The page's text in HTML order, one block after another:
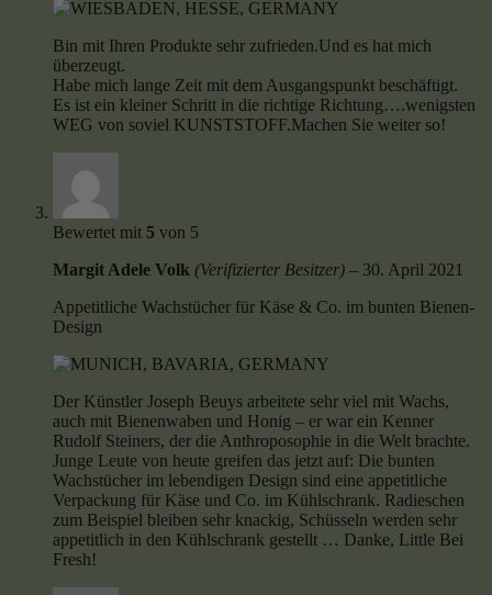
Bin mit Ihren Produkte sehr zufrieden.Und es hat mich
überzeugt.
Habe mich lange Zeit mit dem Ausgangspunkt beschäftigt.
Es ist ein kleiner Schritt in die richtige Richtung….wenigsten
WEG von soviel KUNSTSTOFF.Machen Sie weiter so!
Bewertet mit 5 von 5
Margit Adele Volk (Verifizierter Besitzer) – 30. April 2021
Appetitliche Wachstücher für Käse & Co. im bunten Bienen-
Design
Der Künstler Joseph Beuys arbeitete sehr viel mit Wachs,
auch mit Bienenwaben und Honig – er war ein Kenner
Rudolf Steiners, der die Anthroposophie in die Welt brachte.
Junge Leute von heute greifen das jetzt auf: Die bunten
Wachstücher im lebendigen Design sind eine appetitliche
Verpackung für Käse und Co. im Kühlschrank. Radieschen
zum Beispiel bleiben sehr knackig, Schüsseln werden sehr
appetitlich in den Kühlschrank gestellt … Danke, Little Bei
Fresh!